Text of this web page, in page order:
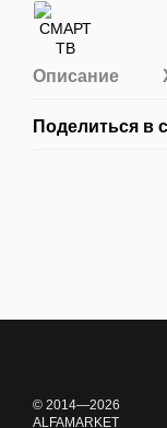
Описание
Поделиться в
© 2014—2026
ALFAMARKET